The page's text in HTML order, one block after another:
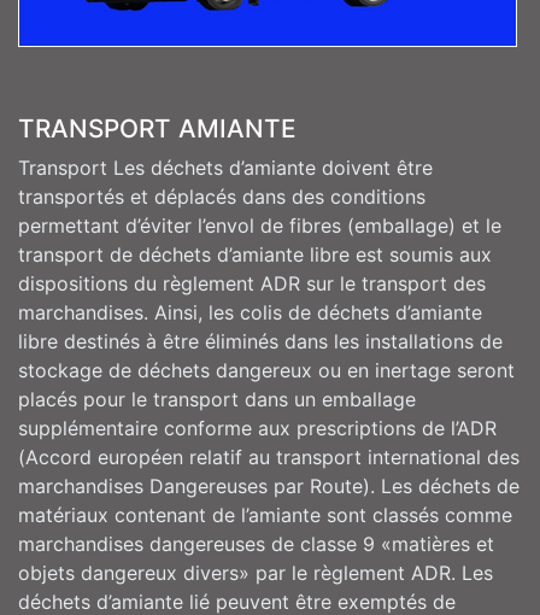
TRANSPORT AMIANTE
Transport Les déchets d’amiante doivent être
transportés et déplacés dans des conditions
permettant d’éviter l’envol de fibres (emballage) et le
transport de déchets d’amiante libre est soumis aux
dispositions du règlement ADR sur le transport des
marchandises. Ainsi, les colis de déchets d’amiante
libre destinés à être éliminés dans les installations de
stockage de déchets dangereux ou en inertage seront
placés pour le transport dans un emballage
supplémentaire conforme aux prescriptions de l’ADR
(Accord européen relatif au transport international des
marchandises Dangereuses par Route). Les déchets de
matériaux contenant de l’amiante sont classés comme
marchandises dangereuses de classe 9 «matières et
objets dangereux divers» par le règlement ADR. Les
déchets d’amiante lié peuvent être exemptés de